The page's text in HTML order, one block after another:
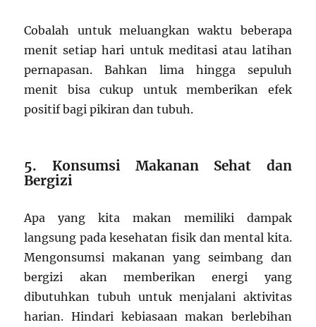
Cobalah untuk meluangkan waktu beberapa
menit setiap hari untuk meditasi atau latihan
pernapasan. Bahkan lima hingga sepuluh
menit bisa cukup untuk memberikan efek
positif bagi pikiran dan tubuh.
5. Konsumsi Makanan Sehat dan
Bergizi
Apa yang kita makan memiliki dampak
langsung pada kesehatan fisik dan mental kita.
Mengonsumsi makanan yang seimbang dan
bergizi akan memberikan energi yang
dibutuhkan tubuh untuk menjalani aktivitas
harian. Hindari kebiasaan makan berlebihan